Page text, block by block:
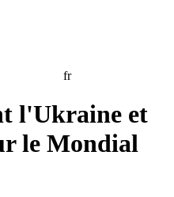
fr
l'Ukraine et
le Mondial